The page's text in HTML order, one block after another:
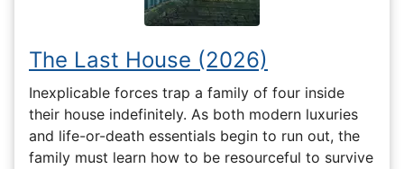
The Last House (2026)
Inexplicable forces trap a family of four inside
their house indefinitely. As both modern luxuries
and life-or-death essentials begin to run out, the
family must learn how to be resourceful to survive